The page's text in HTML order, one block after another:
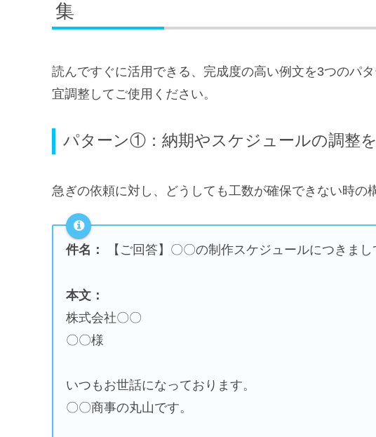
集
読んですぐに活用できる、完成度の高い例文を3つのパ
宜調整してご使用ください。
パターン①：納期やスケジュールの調整
急ぎの依頼に対し、どうしても工数が確保できない時の
件名： 【ご回答】〇〇の制作スケジュールにつきまし
本文：
株式会社〇〇
〇〇様
いつもお世話になっております。
〇〇商事の丸山です。